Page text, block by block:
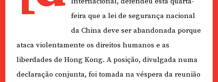
feira que a lei de segurança nacional
da China deve ser abandonada porque
ataca violentamente os direitos humanos e as
liberdades de Hong Kong. A posição, divulgada numa
declaração conjunta, foi tomada na véspera da reunião